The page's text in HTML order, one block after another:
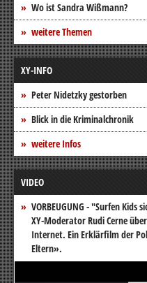
Wo ist Sandra Wißmann?
weitere Themen
XY-INFO
Peter Nidetzky gestorben
Blick in die Kriminalchronik
weitere Infos
VIDEO
VORBEUGUNG - "Surfen Kids
XY-Moderator Rudi Cerne
Internet. Ein Erklärfilm der
Eltern».
Video-